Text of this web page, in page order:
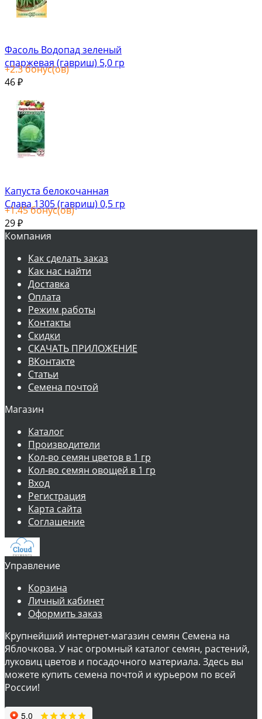
Фасоль Водопад зеленый
спаржевая (гавриш) 5,0 гр
+2.3бонус(ов)
46 ₽
Капуста белокочанная
Слава 1305 (гавриш) 0,5 гр
+1.45бонус(ов)
29 ₽
Компания
Как сделать заказ
Как нас найти
Доставка
Оплата
Режим работы
Контакты
Скидки
СКАЧАТЬ ПРИЛОЖЕНИЕ
ВКонтакте
Статьи
Семена почтой
Магазин
Каталог
Производители
Кол-во семян цветов в 1 гр
Кол-во семян овощей в 1 гр
Вход
Регистрация
Карта сайта
Соглашение
Управление
Корзина
Личный кабинет
Оформить заказ
Крупнейший интернет-магазин семян Семена на
Яблочкова. У нас огромный каталог семян, растений,
луковиц цветов и посадочного материала. Здесь вы
можете купить семена почтой и курьером по всей
России!